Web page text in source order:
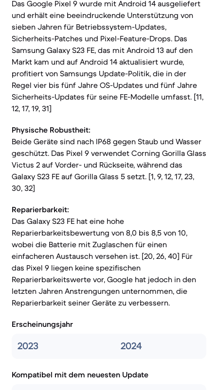
Das Google Pixel 9 wurde mit Android 14 ausgeliefert
und erhält eine beeindruckende Unterstützung von
sieben Jahren für Betriebssystem-Updates,
Sicherheits-Patches und Pixel-Feature-Drops. Das
Samsung Galaxy S23 FE, das mit Android 13 auf den
Markt kam und auf Android 14 aktualisiert wurde,
profitiert von Samsungs Update-Politik, die in der
Regel vier bis fünf Jahre OS-Updates und fünf Jahre
Sicherheits-Updates für seine FE-Modelle umfasst. [11,
12, 17, 19, 31]
Physische Robustheit:
Beide Geräte sind nach IP68 gegen Staub und Wasser
geschützt. Das Pixel 9 verwendet Corning Gorilla Glass
Victus 2 auf Vorder- und Rückseite, während das
Galaxy S23 FE auf Gorilla Glass 5 setzt. [1, 9, 12, 17, 23,
30, 32]
Reparierbarkeit:
Das Galaxy S23 FE hat eine hohe
Reparierbarkeitsbewertung von 8,0 bis 8,5 von 10,
wobei die Batterie mit Zuglaschen für einen
einfacheren Austausch versehen ist. [20, 26, 40] Für
das Pixel 9 liegen keine spezifischen
Reparierbarkeitswerte vor, Google hat jedoch in den
letzten Jahren Anstrengungen unternommen, die
Reparierbarkeit seiner Geräte zu verbessern.
Erscheinungsjahr
2023 2024
Kompatibel mit dem neuesten Update